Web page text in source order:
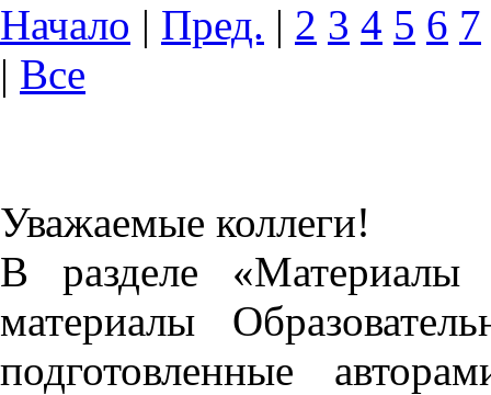
Начало | Пред. | 2 3 4 5 6 7
| Все
Уважаемые коллеги!
В разделе «Материалы
материалы
подготовленные